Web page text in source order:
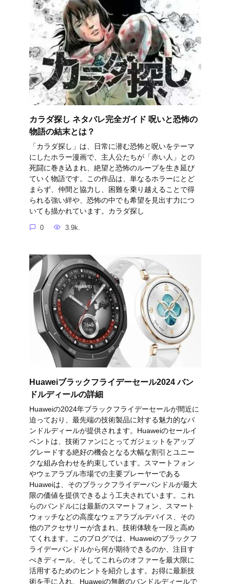
カラダ探し ネタバレ完全ガイド 呪いと恐怖の
物語の結末とは？
「カラダ探し」は、日常に潜む恐怖と呪いをテーマ
にしたホラー漫画で、主人公たちが「赤い人」との
死闘に巻き込まれ、絶望と恐怖のループを生き延び
ていく物語です。この作品は、単なるホラーにとど
まらず、仲間と協力し、困難を乗り越えることで得
られる強い絆や、恐怖の中でも希望を見出す力につ
いても描かれています。カラダ探し
0 3.9k.
Huaweiブラックフライデーセール2024 バン
ドルディールの詳細
Huaweiの2024年ブラックフライデーセールが間近に
迫っており、最先端の技術製品に対する魅力的なバ
ンドルディールが提供されます。Huaweiのセールイ
ベントは、技術ファンにとってガジェットをアップ
グレードする絶好の機会となる大幅な割引とユニー
クな組み合わせを約束しています。スマートフォン
やウェアラブル市場での主要プレーヤーである
Huaweiは、そのブラックフライデーバンドルが最大
限の価値を提供できるよう工夫されています。これ
らのバンドルには最新のスマートフォン、スマート
ウォッチなどの高度なウェアラブルデバイス、その
他のアクセサリーが含まれ、技術体験を一段と高め
てくれます。このブログでは、Huaweiのブラックフ
ライデーバンドルから何が期待できるのか、注目す
べきディール、そしてこれらのオファーを最大限に
活用するためのヒントを紹介します。お得に最新技
術を手に入れ、Huaweiの無敵のバンドルディールで